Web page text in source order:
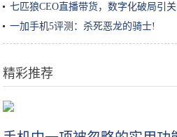
七匹狼CEO直播带货，数字化破局引
一加手机5评测：杀死恶龙的骑士!
精彩推荐